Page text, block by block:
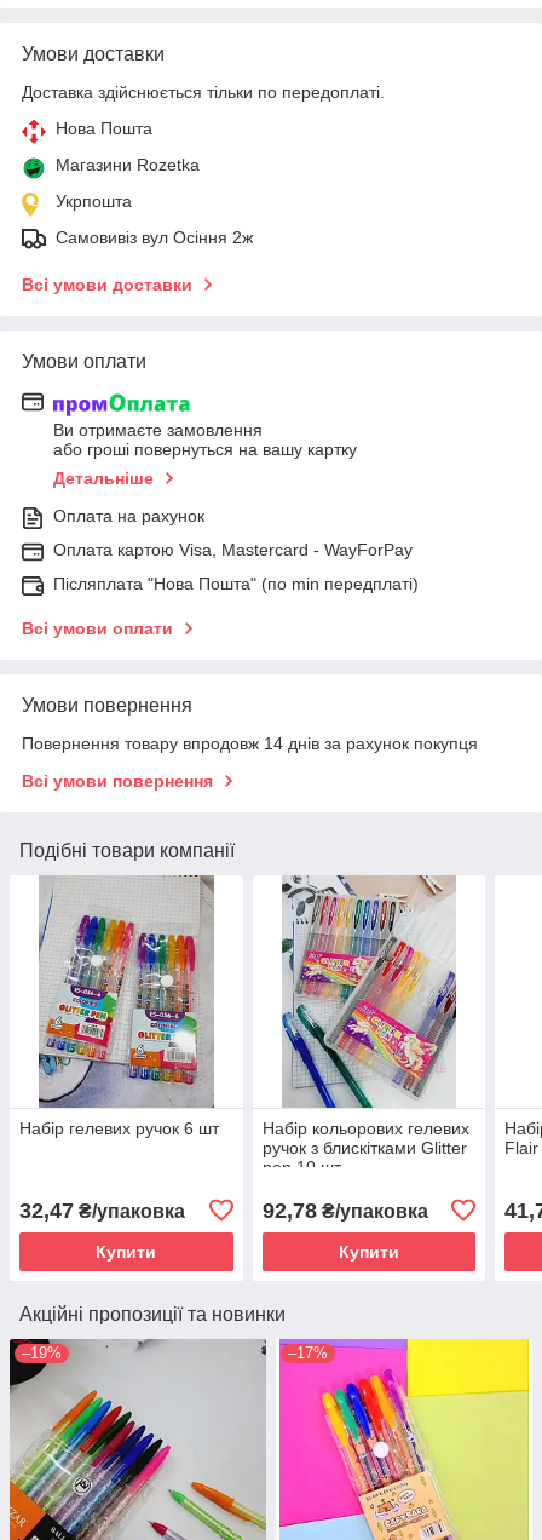
Умови доставки
Доставка здійснюється тільки по передоплаті.
Нова Пошта
Магазини Rozetka
Укрпошта
Самовивіз вул Осіння 2ж
Всі умови доставки
Умови оплати
Ви отримаєте замовлення
або гроші повернуться на вашу картку
Детальніше
Оплата на рахунок
Оплата картою Visa, Mastercard - WayForPay
Післяплата "Нова Пошта" (по min передплаті)
Всі умови оплати
Умови повернення
Повернення товару впродовж 14 днів за рахунок покупця
Всі умови повернення
Подібні товари компанії
Набір гелевих ручок 6 шт
32,47 ₴/упаковка
Купити
Набір кольорових гелевих
ручок з блискітками Glitter
pen 10 шт
92,78₴/упаковка
Купити
Акційні пропозиції та новинки
–19% –17%